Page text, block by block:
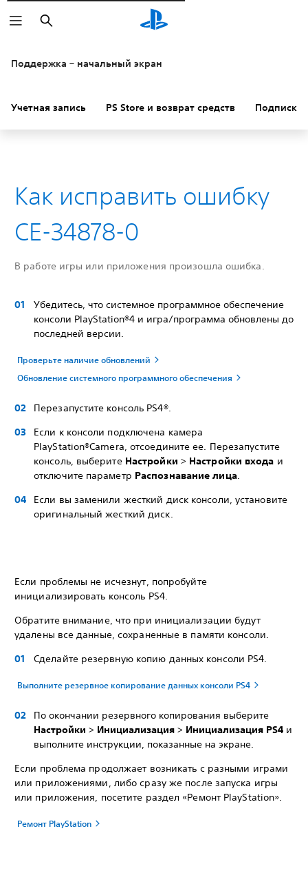
Поиск
Поддержка – начальный экран
Учетная запись PS Store и возврат средств Подписки
Как исправить ошибку
CE-34878-0
В работе игры или приложения произошла ошибка.
Убедитесь, что системное программное обеспечение
консоли PlayStation®4 и игра/программа обновлены до
последней версии.
Проверьте наличие обновлений
Обновление системного программного обеспечения
Перезапустите консоль PS4®.
Если к консоли подключена камера
PlayStation®Camera, отсоедините ее. Перезапустите
консоль, выберите Настройки > Настройки входа и
отключите параметр Распознавание лица.
Если вы заменили жесткий диск консоли, установите
оригинальный жесткий диск.
Если проблемы не исчезнут, попробуйте
инициализировать консоль PS4.
Обратите внимание, что при инициализации будут
удалены все данные, сохраненные в памяти консоли.
Сделайте резервную копию данных консоли PS4.
Выполните резервное копирование данных консоли PS4
По окончании резервного копирования выберите
Настройки > Инициализация > Инициализация PS4 и
выполните инструкции, показанные на экране.
Если проблема продолжает возникать с разными играми
или приложениями, либо сразу же после запуска игры
или приложения, посетите раздел «Ремонт PlayStation».
Ремонт PlayStation